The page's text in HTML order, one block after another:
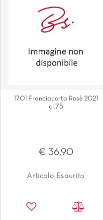
1701 Franciacorta Rosè 2021
cl.75
€ 36,90
Articolo Esaurito